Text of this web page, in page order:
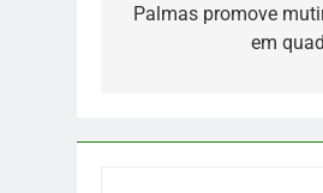
de
Palmas promove
em